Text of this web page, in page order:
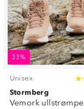
33%
Unisex
Stormberg
Vemork ullstrømpe